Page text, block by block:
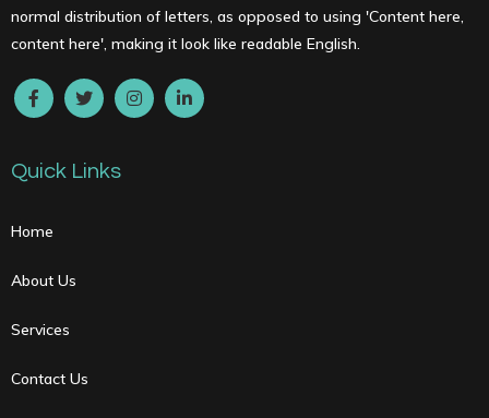
normal distribution of letters, as opposed to using 'Content here,
content here', making it look like readable English.
Quick Links
Home
About Us
Services
Contact Us